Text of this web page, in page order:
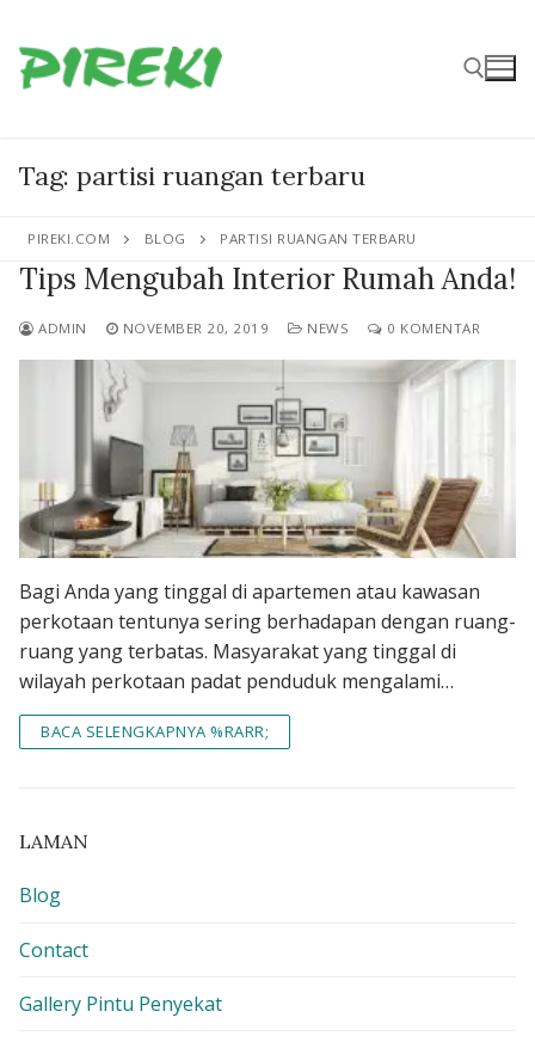
ke
konten
Cari:
Tag: partisi ruangan terbaru
PIREKI.COM BLOG PARTISI RUANGAN TERBARU
Tips Mengubah Interior Rumah Anda!
ADMIN NOVEMBER 20, 2019 NEWS 0 KOMENTAR
Bagi Anda yang tinggal di apartemen atau kawasan
perkotaan tentunya sering berhadapan dengan ruang-
ruang yang terbatas. Masyarakat yang tinggal di
wilayah perkotaan padat penduduk mengalami…
BACA SELENGKAPNYA %RARR;
LAMAN
Blog
Contact
Gallery Pintu Penyekat